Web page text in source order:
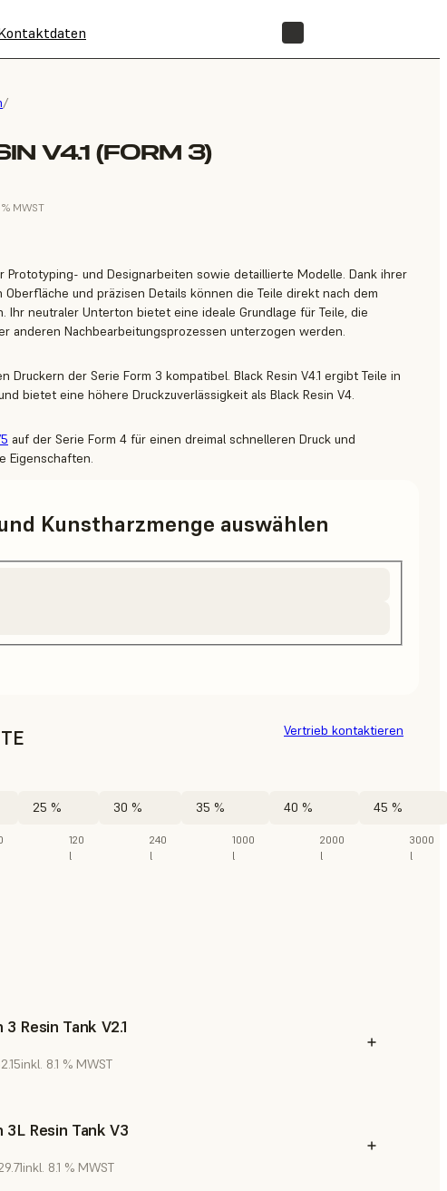
/
V4.1 (FORM 3)
MWST
Prototyping- und Designarbeiten sowie detaillierte Modelle. Dank ihrer
und präzisen Details können die Teile direkt nach dem
Ihr neutraler Unterton bietet eine ideale Grundlage für Teile, die
anderen Nachbearbeitungsprozessen unterzogen werden.
Druckern der Serie Form 3 kompatibel. Black Resin V4.1 ergibt Teile in
bietet eine höhere Druckzuverlässigkeit als Black Resin V4.
auf der Serie Form 4 für einen dreimal schnelleren Druck und
Eigenschaften.
Kunstharzmenge auswählen
25 %
120
l
30 %
240
l
35 %
1000
l
40 %
2000
l
45 %
3000
l
Vertrieb kontaktieren
3 Resin Tank V2.1
inkl. 8.1 % MWST
3L Resin Tank V3
inkl. 8.1 % MWST